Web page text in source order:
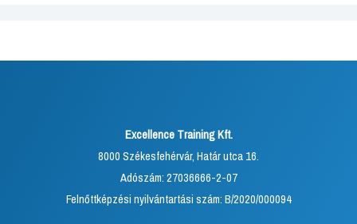
Excellence Training Kft.
8000 Székesfehérvár, Határ utca 16.
Adószám: 27036666-2-07
Felnőttképzési nyilvántartási szám: B/2020/000094